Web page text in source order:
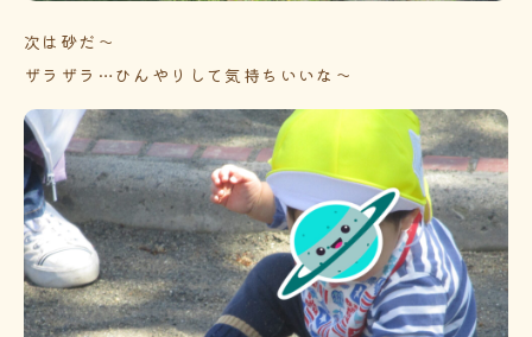
次は砂だ～
ザラザラ…ひんやりして気持ちいいな～